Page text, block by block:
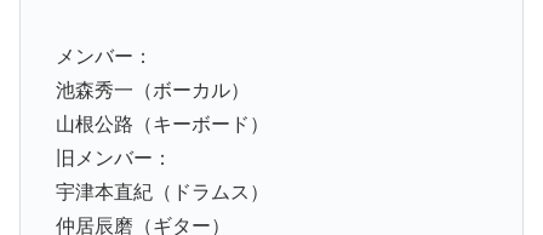
メンバー：
池森秀一（ボーカル）
山根公路（キーボード）
旧メンバー：
宇津本直紀（ドラムス）
仲居辰磨（ギター）